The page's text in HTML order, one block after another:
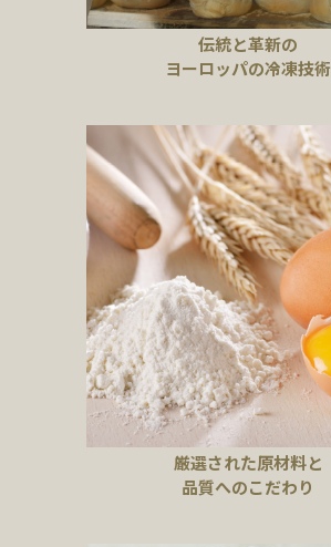
伝統と革新の
ヨーロッパの冷凍技術
厳選された原材料と
品質へのこだわり